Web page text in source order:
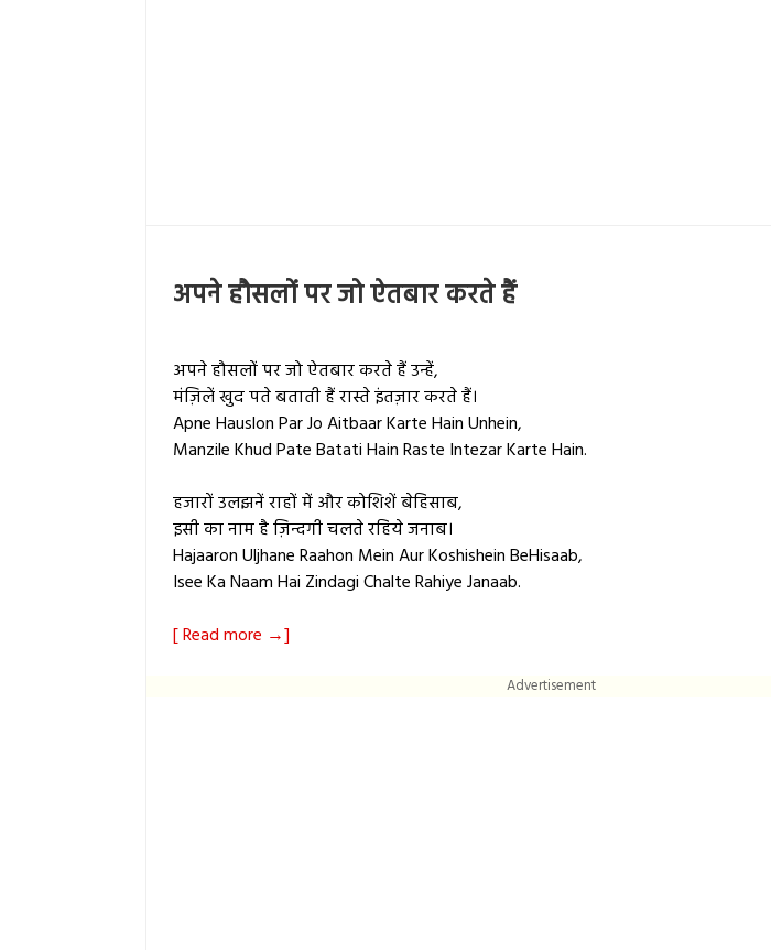
अपने हौसलों पर जो ऐतबार करते हैं
अपने हौसलों पर जो ऐतबार करते हैं उन्हें,
मंज़िलें खुद पते बताती हैं रास्ते इंतज़ार करते हैं।
Apne Hauslon Par Jo Aitbaar Karte Hain Unhein,
Manzile Khud Pate Batati Hain Raste Intezar Karte Hain.
हजारों उलझनें राहों में और कोशिशें बेहिसाब,
इसी का नाम है ज़िन्दगी चलते रहिये जनाब।
Hajaaron Uljhane Raahon Mein Aur Koshishein BeHisaab,
Isee Ka Naam Hai Zindagi Chalte Rahiye Janaab.
[ Read more →]
Advertisement